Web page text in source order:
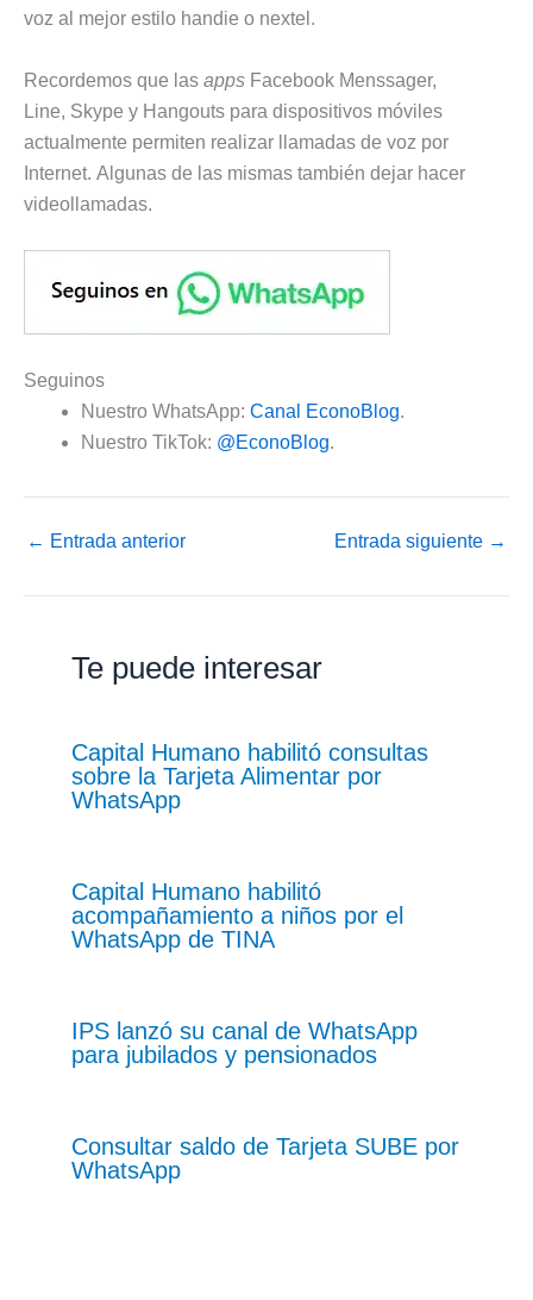
voz al mejor estilo handie o nextel.
Recordemos que las apps Facebook Menssager,
Line, Skype y Hangouts para dispositivos móviles
actualmente permiten realizar llamadas de voz por
Internet. Algunas de las mismas también dejar hacer
videollamadas.
Seguinos
Nuestro WhatsApp: Canal EconoBlog.
Nuestro TikTok: @EconoBlog.
← Entrada anterior Entrada siguiente →
Te puede interesar
Capital Humano habilitó consultas
sobre la Tarjeta Alimentar por
WhatsApp
Capital Humano habilitó
acompañamiento a niños por el
WhatsApp de TINA
IPS lanzó su canal de WhatsApp
para jubilados y pensionados
Consultar saldo de Tarjeta SUBE por
WhatsApp